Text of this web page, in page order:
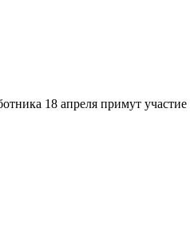
18 апреля примут